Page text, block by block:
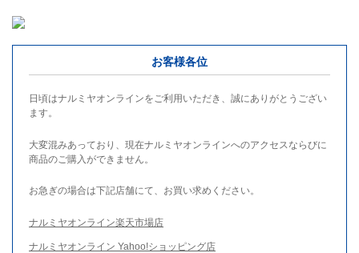
お客様各位
日頃はナルミヤオンラインをご利用いただき、誠にありがとうござい
ます。
大変混みあっており、現在ナルミヤオンラインへのアクセスならびに
商品のご購入ができません。
お急ぎの場合は下記店舗にて、お買い求めください。
ナルミヤオンライン楽天市場店
ナルミヤオンライン Yahoo!ショッピング店